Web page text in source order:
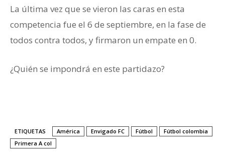
La última vez que se vieron las caras en esta
competencia fue el 6 de septiembre, en la fase de
todos contra todos, y firmaron un empate en 0.
¿Quién se impondrá en este partidazo?
ETIQUETAS América Envigado FC Fútbol
Fútbol colombia
Primera A col